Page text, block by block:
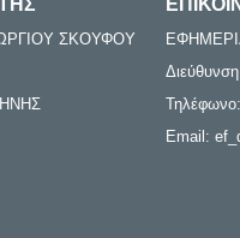
ΣΚΟΥΦΟΥ
Email: